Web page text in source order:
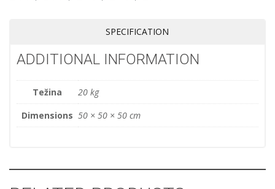
SPECIFICATION
ADDITIONAL INFORMATION
Težina
20 kg
Dimensions 50 × 50 × 50 cm